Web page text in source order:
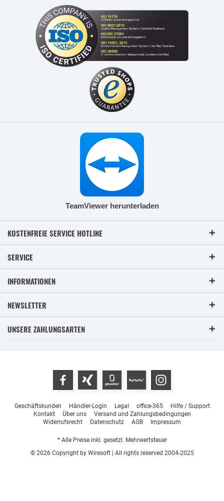
TeamViewer herunterladen
KOSTENFREIE SERVICE HOTLINE
SERVICE
INFORMATIONEN
NEWSLETTER
UNSERE ZAHLUNGSARTEN
Geschäftskunden Händler-Login Legal office-365
Hilfe / Support
Kontakt
Über uns
Versand und Zahlungsbedingungen
Widerrufsrecht
Datenschutz AGB Impressum
* Alle Preise inkl. gesetzl. Mehrwertsteuer
© 2026 Copyright by Wiresoft | All rights reserved 2004-2025